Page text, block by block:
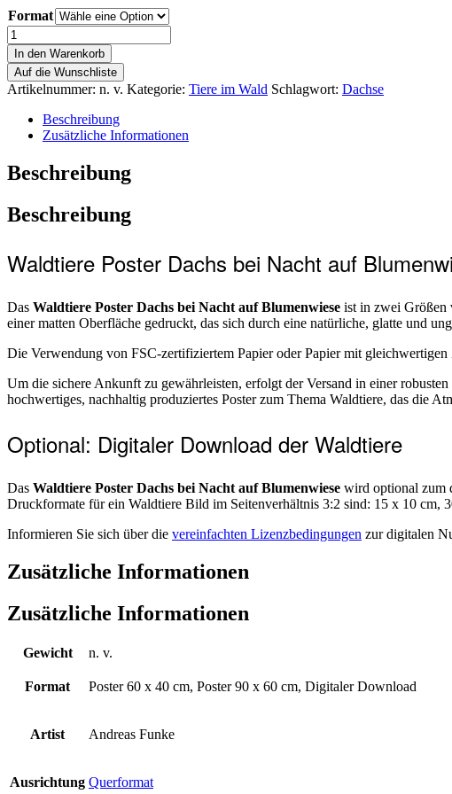
Format
In den Warenkorb
Auf die Wunschliste
Artikelnummer: n. v. Kategorie: Tiere im Wald Schlagwort: Dachse
Beschreibung
Zusätzliche Informationen
Beschreibung
Beschreibung
Waldtiere Poster Dachs bei Nacht auf
Das Waldtiere Poster Dachs bei Nacht auf Blumenwiese ist in zwei Größen
einer matten Oberfläche gedruckt, das sich durch eine natürliche, glatte und
Die Verwendung von FSC-zertifiziertem Papier oder Papier mit
Um die sichere Ankunft zu gewährleisten, erfolgt der Versand in einer
hochwertiges, nachhaltig produziertes Poster zum Thema Waldtiere, das die
Optional: Digitaler Download der Waldtiere
Das Waldtiere Poster Dachs bei Nacht auf Blumenwiese wird optional zum
Druckformate für ein Waldtiere Bild im Seitenverhältnis 3:2 sind: 15 x 10
Informieren Sie sich über die vereinfachten Lizenzbedingungen zur digitalen
Zusätzliche Informationen
Zusätzliche Informationen
Gewicht n. v.
Format Poster 60 x 40 cm, Poster 90 x 60 cm, Digitaler Download
Artist Andreas Funke
Ausrichtung Querformat